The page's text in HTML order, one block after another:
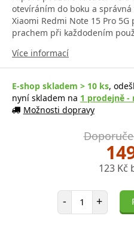
otevíráním do boku a
Xiaomi Redmi Note 15 Pro
prachem při každodením
Více informací
E-shop skladem > 10 ks,
nyní skladem na 1 prodejně -
Možnosti dopravy
123 Kč
- Počet položek
+